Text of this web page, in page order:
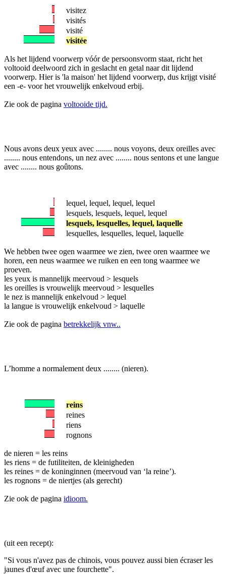
visitez
visités
visité
visitée
Als het lijdend voorwerp vóór de persoonsvorm staat, richt het
voltooid deelwoord zich in geslacht en getal naar dit lijdend
voorwerp. Hier is 'la maison' het lijdend voorwerp, dus krijgt visité
een -e- voor het vrouwelijk enkelvoud erbij.
Zie ook de pagina voltooide tijd.
Nous avons deux yeux avec ........ nous voyons, deux oreilles avec
........ nous entendons, un nez avec ........ nous sentons et une langue
avec ........ nous goûtons.
lequel, lequel, lequel, lequel
lesquels, lesquels, lequel, lequel
lesquels, lesquelles, lequel, laquelle
lesquelles, lesquelles, lequel, laquelle
We hebben twee ogen waarmee we zien, twee oren waarmee we
horen, een neus waarmee we ruiken en een tong waarmee we
proeven.
les yeux is mannelijk meervoud > lesquels
les oreilles is vrouwelijk meervoud > lesquelles
le nez is mannelijk enkelvoud > lequel
la langue is vrouwelijk enkelvoud > laquelle
Zie ook de pagina betrekkelijk vnw..
L’homme a normalement deux ........ (nieren).
reins
reines
riens
rognons
de nieren = les reins
les riens = de futiliteiten, de kleinigheden
les reines = de koninginnen (meervoud van ‘la reine’).
les rognons = de niertjes (als gerecht)
Zie ook de pagina idioom.
(uit een recept):
"Si vous n'avez pas de chinois, vous pouvez aussi bien écraser les
jaunes d'œuf avec une fourchette".